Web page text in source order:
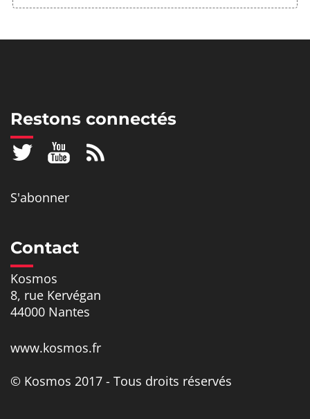
Restons connectés
S'abonner
Contact
Kosmos
8, rue Kervégan
44000 Nantes
www.kosmos.fr
© Kosmos 2017 - Tous droits réservés